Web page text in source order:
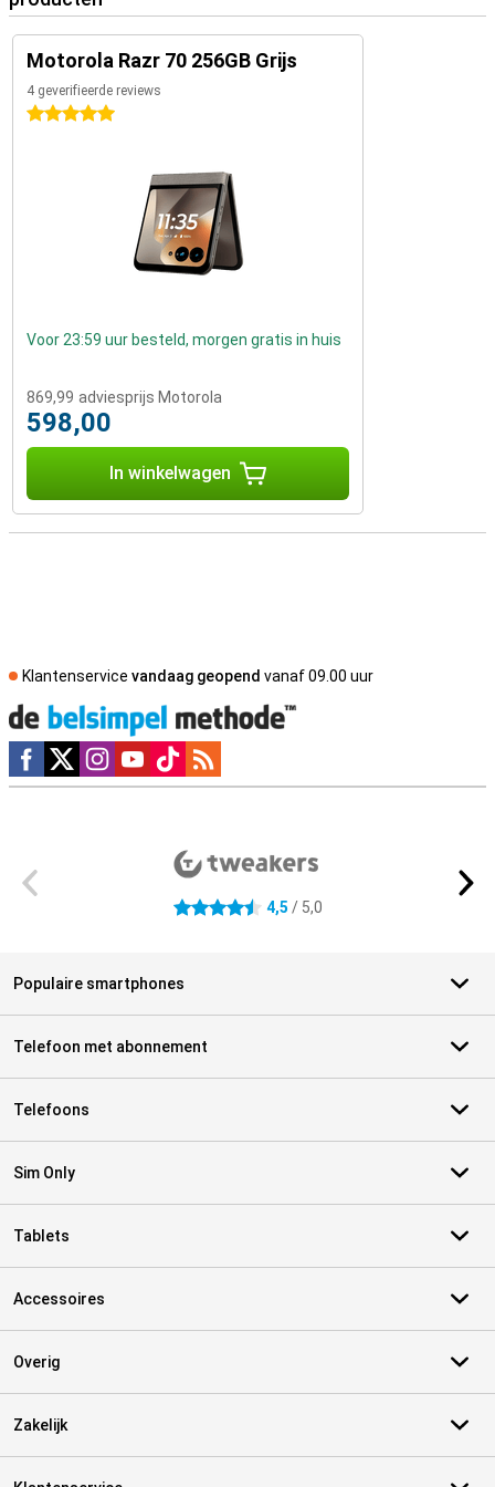
Motorola Razr 70 256GB Grijs
4 geverifieerde reviews
5 sterren
Voor 23:59 uur besteld, morgen gratis in huis
869,99 adviesprijs Motorola
598,00
In winkelwagen
Klantenservice vandaag geopend vanaf 09.00 uur
Social media
4.5 sterren 4,5 / 5,0
Populaire smartphones
Telefoon met abonnement
Telefoons
Sim Only
Tablets
Accessoires
Overig
Zakelijk